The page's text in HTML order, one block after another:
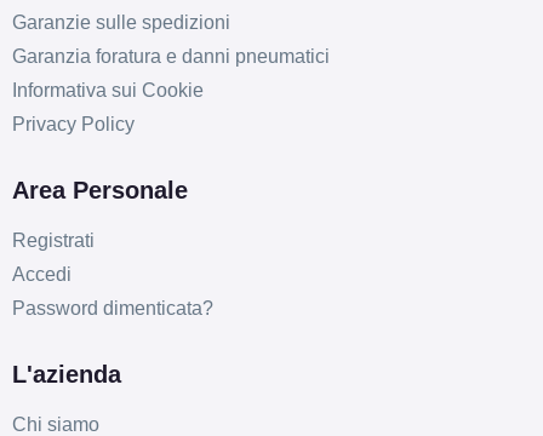
Garanzie sulle spedizioni
Garanzia foratura e danni pneumatici
Informativa sui Cookie
Privacy Policy
Area Personale
Registrati
Accedi
Password dimenticata?
L'azienda
Chi siamo